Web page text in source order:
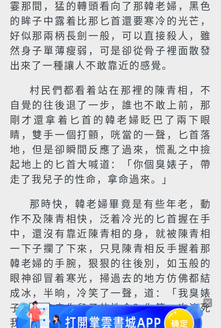
霎那間，猛的轉頭看向了那韓老婦，黑色
的眸子中露着比那匕首還要寒冷的光芒，
好似那兩柄長劍一般，可以直接殺人，雖
然身子單薄瘦弱，可是卻從骨子裡面散發
出來了一種讓人不敢靠近的感覺。
村民們都看着站在那裡的陳青相，不
自覺的往後退了一步，誰也不敢上前，那
剛才還拿着匕首的韓老婦眨巴了兩下眼
睛，雙手一個打顫，咣當的一聲，匕首落
地，但是卻瞬間反應了過來，慌亂之中撿
起地上的匕首大喊道：「你個臭婊子，帶
走了我兒子的性命，拿命過來。」
那時快，韓老婦畢竟是有些年老，動
作不及陳青相快，泛着冷光的匕首握在手
中，還沒有靠近陳青相的身，就被陳青相
一下子攔了下來，只見陳青相反手握着那
韓老婦的手腕，狠狠的往後別，如玉般的
眼神卻冒着寒光，掃過去的地方仿佛都結
成冰，半晌，冷笑了一聲，道：「我臭婊
子？我拿走你兒子的性命？你第一次淹死
我容易，可這一次不就那麼容易了。」